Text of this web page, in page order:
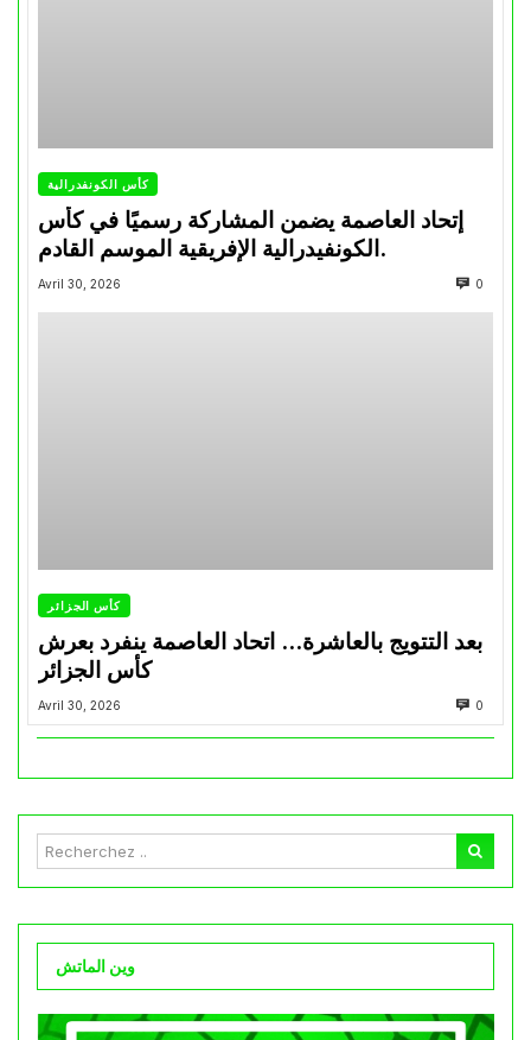
كأس الكونفدرالية
إتحاد العاصمة يضمن المشاركة رسميًا في كأس
الكونفيدرالية الإفريقية الموسم القادم.
Avril 30, 2026 0
كأس الجزائر
بعد التتويج بالعاشرة… اتحاد العاصمة ينفرد بعرش
كأس الجزائر
Avril 30, 2026 0
وين الماتش